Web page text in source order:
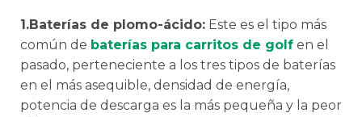
1.Baterías de plomo-ácido: Este es el tipo más
común de baterías para carritos de golf en el
pasado, perteneciente a los tres tipos de baterías
en el más asequible, densidad de energía,
potencia de descarga es la más pequeña y la peor